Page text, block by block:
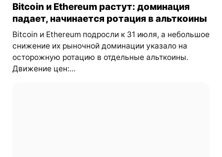
Bitcoin и Ethereum растут: доминация
падает, начинается ротация в альткоины
Bitcoin и Ethereum подросли к 31 июля, а небольшое
снижение их рыночной доминации указало на
осторожную ротацию в отдельные альткоины.
Движение цен:...